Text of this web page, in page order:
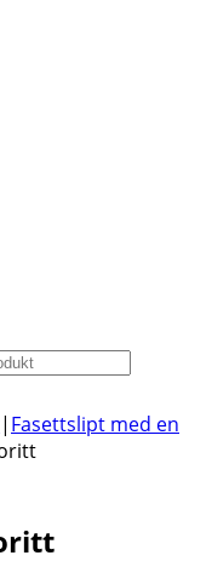
| Fasettslipt med en